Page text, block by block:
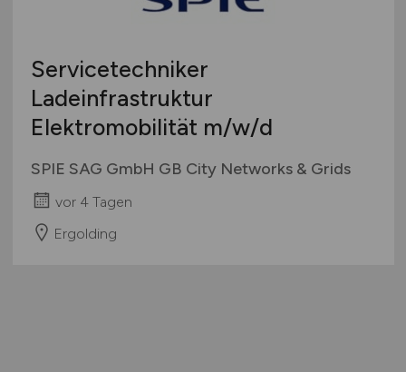
Servicetechniker
Ladeinfrastruktur
Elektromobilität m/w/d
SPIE SAG GmbH GB City Networks & Grids
vor 4 Tagen
Ergolding